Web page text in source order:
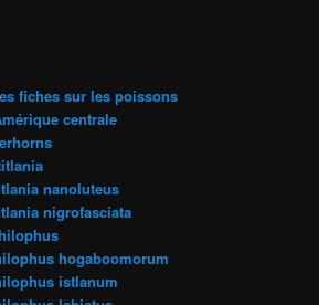
fiches sur les poissons
centrale
nanoluteus
nigrofasciata
hogaboomorum
istlanum